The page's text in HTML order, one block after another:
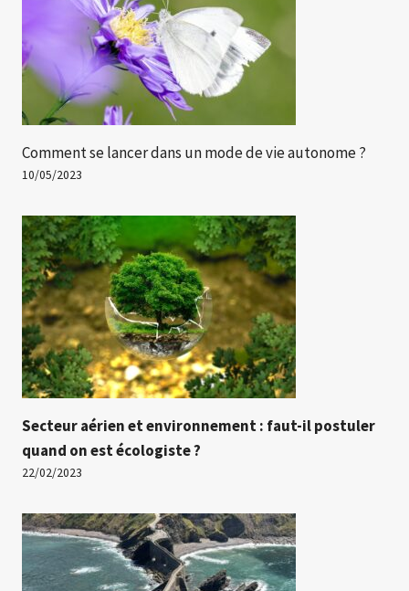
Comment se lancer dans un mode de vie autonome ?
10/05/2023
Secteur aérien et environnement : faut-il postuler
quand on est écologiste ?
22/02/2023